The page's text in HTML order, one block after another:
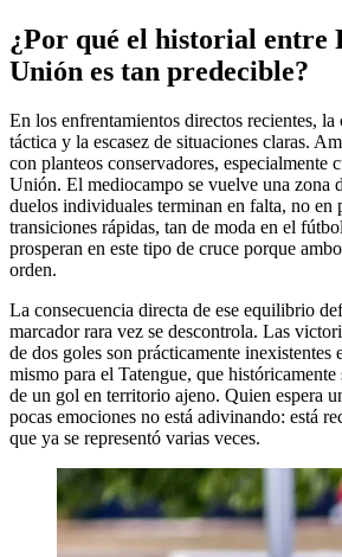
¿Por qué el historial entre
Unión es tan predecible?
En los enfrentamientos directos recientes,
táctica y la escasez de situaciones claras.
con planteos conservadores, especialmente
Unión. El mediocampo se vuelve una zona
duelos individuales terminan en falta, no en
transiciones rápidas, tan de moda en el
prosperan en este tipo de cruce porque
orden.
La consecuencia directa de ese equilibrio
marcador rara vez se descontrola. Las
de dos goles son prácticamente inexistentes
mismo para el Tatengue, que históricamente
de un gol en territorio ajeno. Quien espera
pocas emociones no está adivinando: está
que ya se representó varias veces.